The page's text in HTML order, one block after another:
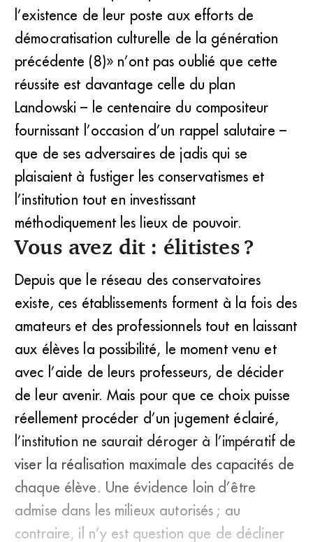
l’existence de leur poste aux efforts de
démocratisation culturelle de la génération
précédente (8)» n’ont pas oublié que cette
réussite est davantage celle du plan
Landowski – le centenaire du compositeur
fournissant l’occasion d’un rappel salutaire –
que de ses adversaires de jadis qui se
plaisaient à fustiger les conservatismes et
l’institution tout en investissant
méthodiquement les lieux de pouvoir.
Vous avez dit : élitistes ?
Depuis que le réseau des conservatoires
existe, ces établissements forment à la fois des
amateurs et des professionnels tout en laissant
aux élèves la possibilité, le moment venu et
avec l’aide de leurs professeurs, de décider
de leur avenir. Mais pour que ce choix puisse
réellement procéder d’un jugement éclairé,
l’institution ne saurait déroger à l’impératif de
viser la réalisation maximale des capacités de
chaque élève. Une évidence loin d’être
admise dans les milieux autorisés ; au
contraire, il n’y est question que de décliner